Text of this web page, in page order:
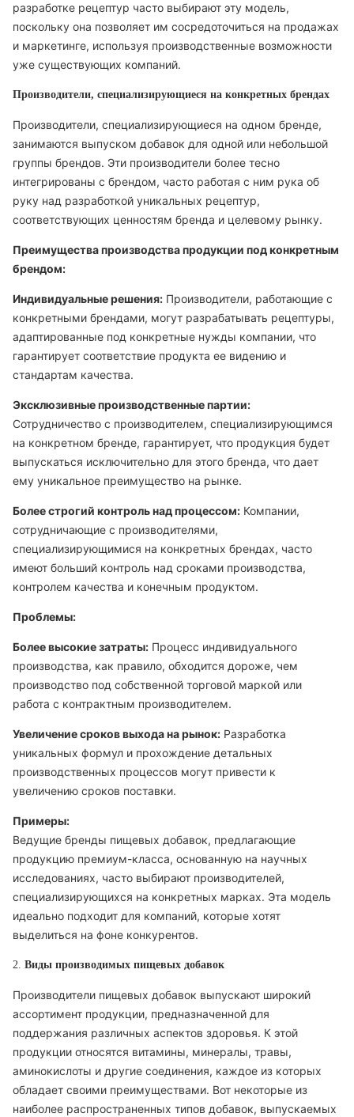
разработке рецептур часто выбирают эту модель,
поскольку она позволяет им сосредоточиться на продажах
и маркетинге, используя производственные возможности
уже существующих компаний.
Производители, специализирующиеся на конкретных брендах
Производители, специализирующиеся на одном бренде,
занимаются выпуском добавок для одной или небольшой
группы брендов. Эти производители более тесно
интегрированы с брендом, часто работая с ним рука об
руку над разработкой уникальных рецептур,
соответствующих ценностям бренда и целевому рынку.
Преимущества производства продукции под конкретным
брендом:
Индивидуальные решения: Производители, работающие с
конкретными брендами, могут разрабатывать рецептуры,
адаптированные под конкретные нужды компании, что
гарантирует соответствие продукта ее видению и
стандартам качества.
Эксклюзивные производственные партии:
Сотрудничество с производителем, специализирующимся
на конкретном бренде, гарантирует, что продукция будет
выпускаться исключительно для этого бренда, что дает
ему уникальное преимущество на рынке.
Более строгий контроль над процессом: Компании,
сотрудничающие с производителями,
специализирующимися на конкретных брендах, часто
имеют больший контроль над сроками производства,
контролем качества и конечным продуктом.
Проблемы:
Более высокие затраты: Процесс индивидуального
производства, как правило, обходится дороже, чем
производство под собственной торговой маркой или
работа с контрактным производителем.
Увеличение сроков выхода на рынок: Разработка
уникальных формул и прохождение детальных
производственных процессов могут привести к
увеличению сроков поставки.
Примеры:
Ведущие бренды пищевых добавок, предлагающие
продукцию премиум-класса, основанную на научных
исследованиях, часто выбирают производителей,
специализирующихся на конкретных марках. Эта модель
идеально подходит для компаний, которые хотят
выделиться на фоне конкурентов.
2. Виды производимых пищевых добавок
Производители пищевых добавок выпускают широкий
ассортимент продукции, предназначенной для
поддержания различных аспектов здоровья. К этой
продукции относятся витамины, минералы, травы,
аминокислоты и другие соединения, каждое из которых
обладает своими преимуществами. Вот некоторые из
наиболее распространенных типов добавок, выпускаемых